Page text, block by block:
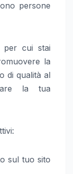
persone
per cui stai
la
di qualità al
la tua
sul tuo sito